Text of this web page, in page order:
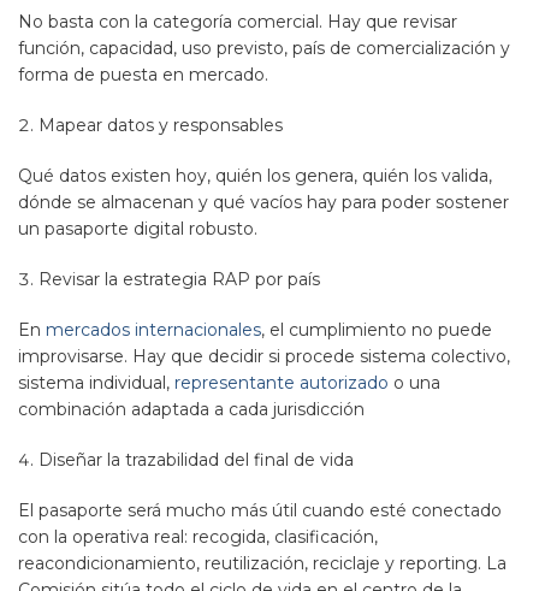
No basta con la categoría comercial. Hay que revisar
función, capacidad, uso previsto, país de comercialización y
forma de puesta en mercado.
Mapear datos y responsables
Qué datos existen hoy, quién los genera, quién los valida,
dónde se almacenan y qué vacíos hay para poder sostener
un pasaporte digital robusto.
Revisar la estrategia RAP por país
En mercados internacionales, el cumplimiento no puede
improvisarse. Hay que decidir si procede sistema colectivo,
sistema individual, representante autorizado o una
combinación adaptada a cada jurisdicción
Diseñar la trazabilidad del final de vida
El pasaporte será mucho más útil cuando esté conectado
con la operativa real: recogida, clasificación,
reacondicionamiento, reutilización, reciclaje y reporting. La